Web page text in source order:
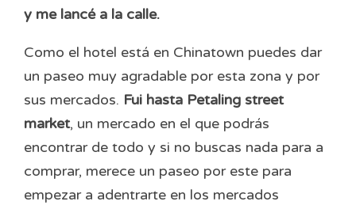
y me lancé a la calle.
Como el hotel está en Chinatown puedes dar
un paseo muy agradable por esta zona y por
sus mercados. Fui hasta Petaling street
market, un mercado en el que podrás
encontrar de todo y si no buscas nada para a
comprar, merece un paseo por este para
empezar a adentrarte en los mercados